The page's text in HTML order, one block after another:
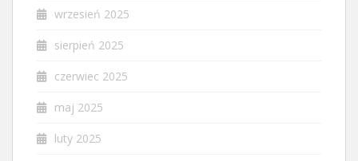
wrzesień 2025
sierpień 2025
czerwiec 2025
maj 2025
luty 2025